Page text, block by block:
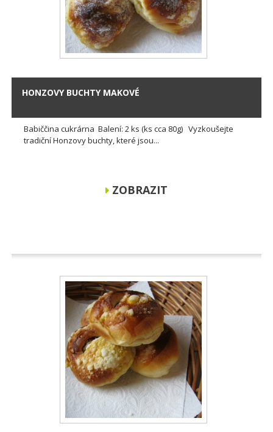
HONZOVY BUCHTY MAKOVÉ
Babiččina cukrárna Balení: 2 ks (ks cca 80g) Vyzkoušejte
tradiční Honzovy buchty, které jsou...
ZOBRAZIT